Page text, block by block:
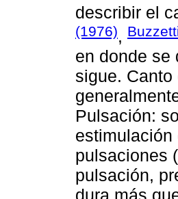
describir el
(1976),
en donde se
sigue.
Pulsación:
estimulación
pulsaciones
pulsación,
dura más